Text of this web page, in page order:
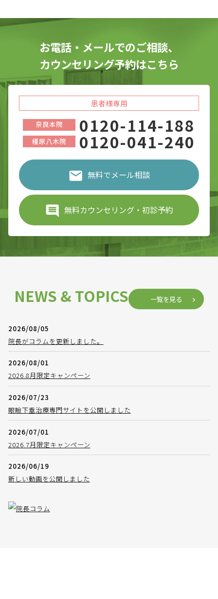
お電話・メールでのご相談、
カウンセリング予約はこちら
患者様専用
奈良本院 0120-114-188
橿原八木院 0120-041-240
無料でメール相談
無料カウンセリング・初診予約
NEWS & TOPICS 一覧を見る
2026/08/05
院長がコラムを更新しました。
2026/08/01
2026.8月限定キャンペーン
2026/07/23
眼瞼下垂治療専門サイトを公開しました
2026/07/01
2026.7月限定キャンペーン
2026/06/19
新しい動画を公開しました